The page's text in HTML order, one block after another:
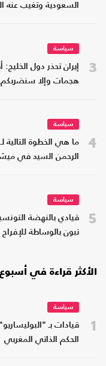
السعودية وتغيب عنه
3
سياسة
إيران تحذر دول
هجمات وإلا سنضربكم
4
سياسة
ما هي الخطوة التالية
الرحمن السيد في
5
سياسة
تبون بالوساطة
الأكثر قراءة في أسبوع
1
سياسة
قيادات بـ
الحكم الذاتي المغربي